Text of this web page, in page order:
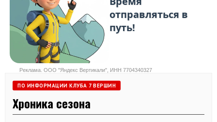
Реклама. ООО "Яндекс Вертикали", ИНН 7704340327
ПО ИНФОРМАЦИИ КЛУБА 7 ВЕРШИН
Хроника сезона